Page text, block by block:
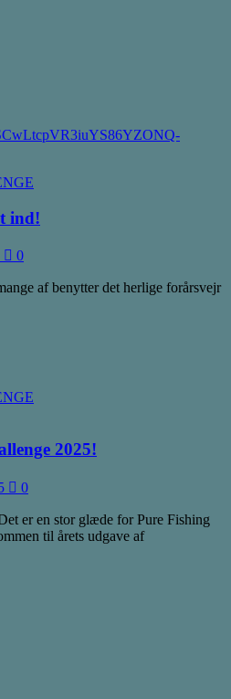
ind!
0
af benytter det herlige forårsvejr
2025!
0
er en stor glæde for Pure Fishing
til årets udgave af